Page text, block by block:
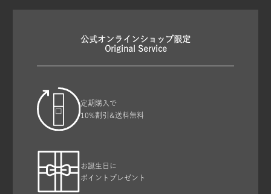
公式オンラインショップ限定
Original Service
定期購入で
10%割引&送料無料
お誕生日に
ポイントプレゼント